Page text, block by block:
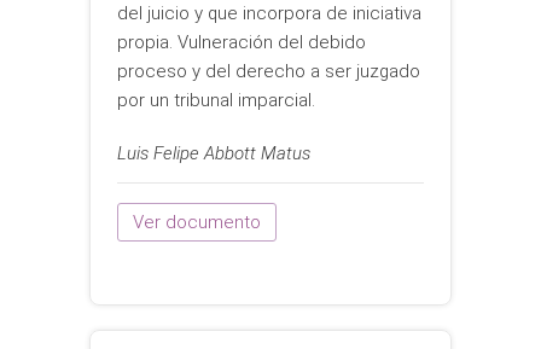
del juicio y que incorpora de iniciativa
propia. Vulneración del debido
proceso y del derecho a ser juzgado
por un tribunal imparcial.
Luis Felipe Abbott Matus
Ver documento